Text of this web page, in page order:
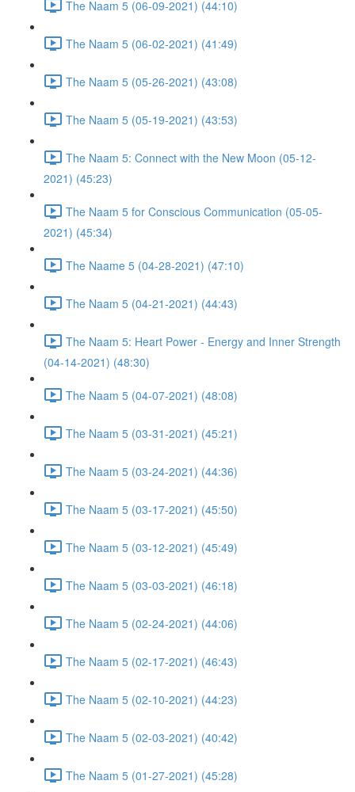
The Naam 5 (06-09-2021) (44:10)
The Naam 5 (06-02-2021) (41:49)
The Naam 5 (05-26-2021) (43:08)
The Naam 5 (05-19-2021) (43:53)
The Naam 5: Connect with the New Moon (05-12-
2021) (45:23)
The Naam 5 for Conscious Communication (05-05-
2021) (45:34)
The Naame 5 (04-28-2021) (47:10)
The Naam 5 (04-21-2021) (44:43)
The Naam 5: Heart Power - Energy and Inner Strength
(04-14-2021) (48:30)
The Naam 5 (04-07-2021) (48:08)
The Naam 5 (03-31-2021) (45:21)
The Naam 5 (03-24-2021) (44:36)
The Naam 5 (03-17-2021) (45:50)
The Naam 5 (03-12-2021) (45:49)
The Naam 5 (03-03-2021) (46:18)
The Naam 5 (02-24-2021) (44:06)
The Naam 5 (02-17-2021) (46:43)
The Naam 5 (02-10-2021) (44:23)
The Naam 5 (02-03-2021) (40:42)
The Naam 5 (01-27-2021) (45:28)